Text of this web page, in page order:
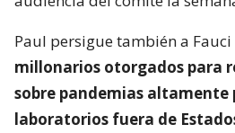
Paul persigue también a
millonarios otorgados para
sobre pandemias altamente
laboratorios fuera de